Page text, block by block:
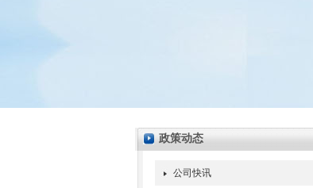
政策动态
公司快讯